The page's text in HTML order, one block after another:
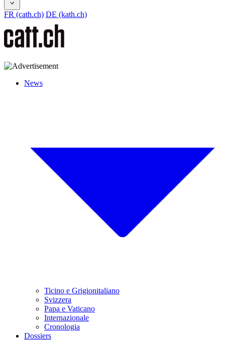
FR (cath.ch) DE (kath.ch)
News
Ticino e Grigionitaliano
Svizzera
Papa e Vaticano
Internazionale
Cronologia
Dossiers